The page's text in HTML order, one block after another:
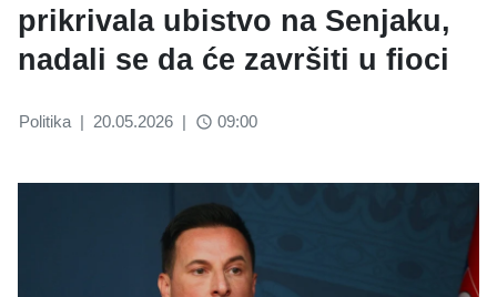
prikrivala ubistvo na Senjaku,
nadali se da će završiti u fioci
Politika | 20.05.2026 | access_time 09:00